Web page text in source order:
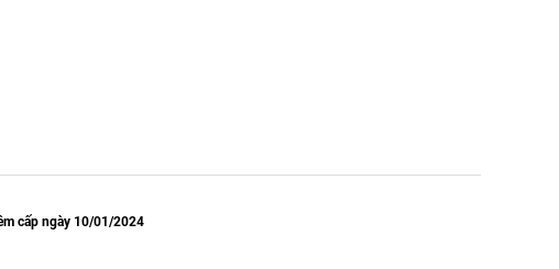
cấp ngày 10/01/2024